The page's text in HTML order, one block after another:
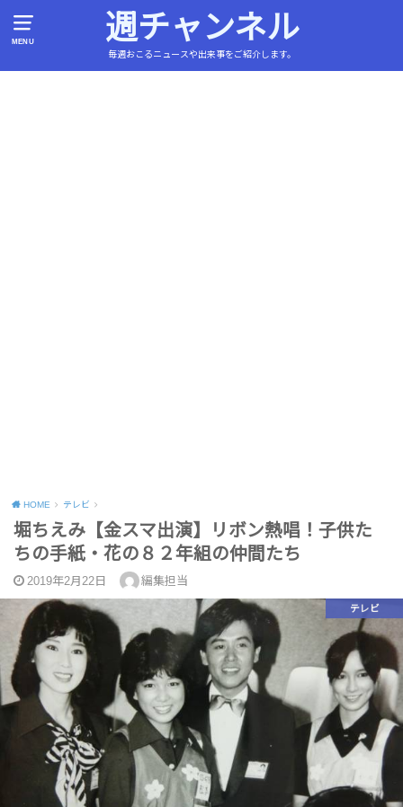
MENU 週チャンネル
毎週おこるニュースや出来事をご紹介します。
HOME テレビ
堀ちえみ【金スマ出演】リボン熱唱！子供た
ちの手紙・花の８２年組の仲間たち
2019年2月22日 編集担当
テレビ